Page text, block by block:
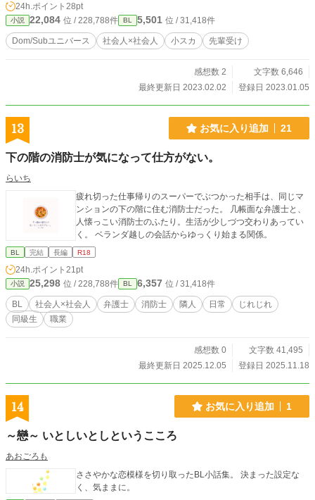
24h.ポイント 28pt
小説 22,084 位 / 228,788件 BL 5,501 位 / 31,418件
Dom/Subユニバース 社会人×社会人 小スカ 先輩受け
感想数 2
文字数 6,646
最終更新日 2023.02.02
登録日 2023.01.05
13 お気に入り追加 21
下の階の消防士が気になって仕方がない。
らいち
疲れ切った仕事帰りのスーパーでぶつかった相手は、同じマ
ンションの下の階に住む消防士だった。 几帳面な弁護士と、
人懐っこい消防士のふたり。生活が少しづつ交わりあってい
く。 ベランダ越しの会話からゆっくり始まる関係。
BL 完結 長編 R18
24h.ポイント 21pt
小説 25,298 位 / 228,788件 BL 6,357 位 / 31,418件
BL 社会人×社会人 弁護士 消防士 隣人 日常
じれじれ
同級生
職業
感想数 0
文字数 41,495
最終更新日 2025.12.05
登録日 2025.11.18
14 お気に入り追加 1
～戀～ いとしいとしというこころ
あおごろも
ささやかな恋模様を切り取ったBL小話集。 決まった設定な
く、気ままに。